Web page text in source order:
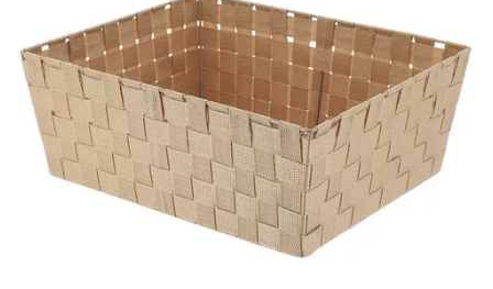
Meuble
Cuisine et art de la table
Salle de bain et beauté
Entretien et rangement
Zoomer sur l'image